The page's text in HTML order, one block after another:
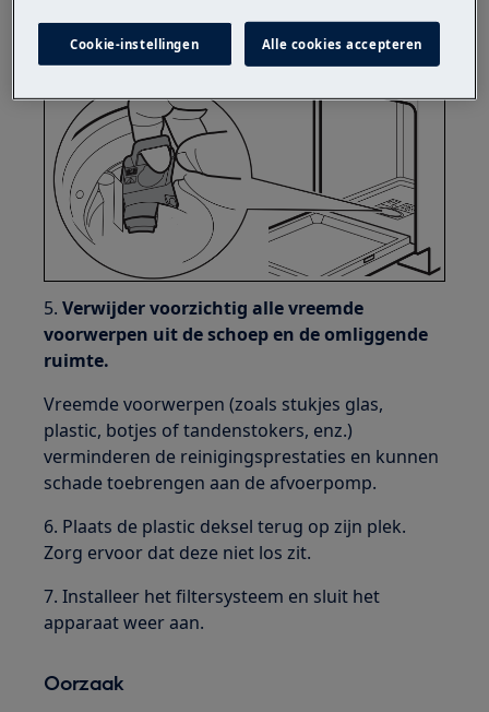
Afbeelding 1 - locatie van de afvoerpompdeksel
5.Verwijder voorzichtig alle vreemde
voorwerpen uit de schoep en de omliggende
ruimte.
Vreemde voorwerpen (zoals stukjes glas,
plastic, botjes of tandenstokers, enz.)
verminderen de reinigingsprestaties en kunnen
schade toebrengen aan de afvoerpomp.
6. Plaats de plastic deksel terug op zijn plek.
Zorg ervoor dat deze niet los zit.
7. Installeer het filtersysteem en sluit het
apparaat weer aan.
Oorzaak
Cookie-instellingen Alle cookies accepteren